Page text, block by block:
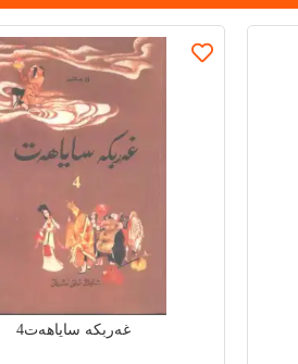
غەربكە ساياھەت4